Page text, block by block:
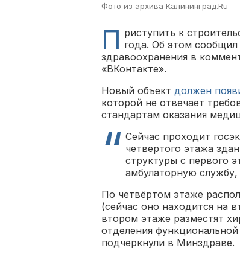
Фото из архива Калининград.Ru
П риступить к
года. Об этом сообщил
здравоохранения в
«ВКонтакте».
Новый объект должен
которой не отвечает
стандартам оказания
Сейчас проходит
четвертого этажа
структуры с первого
амбулаторную
По четвёртом этаже
(сейчас оно находится на
втором этаже разместят
отделения
подчеркнули в Минздраве.